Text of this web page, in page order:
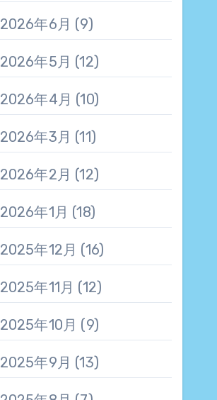
2026年6月 (9)
2026年5月 (12)
2026年4月 (10)
2026年3月 (11)
2026年2月 (12)
2026年1月 (18)
2025年12月 (16)
2025年11月 (12)
2025年10月 (9)
2025年9月 (13)